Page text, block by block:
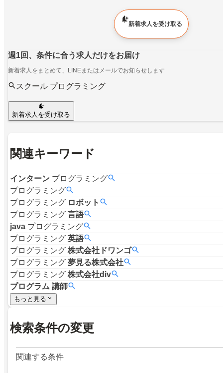
新着求人を受け取る
週1回、条件に合う求人だけをお届け
新着求人をまとめて、LINEまたはメールでお知らせします
スクール プログラミング
新着求人を受け取る
関連キーワード
インターン プログラミング
プログラミング
プログラミング ロボット
プログラミング 言語
java プログラミング
プログラミング 英語
プログラミング 株式会社ドワンゴ
プログラミング 夢見る株式会社
プログラミング 株式会社div
プログラム 講師
もっと見る
検索条件の変更
関連する条件